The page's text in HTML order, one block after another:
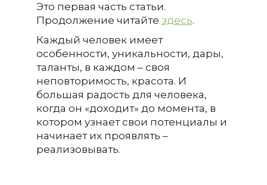
Это первая часть статьи.
Продолжение читайте здесь.
Каждый человек имеет
особенности, уникальности, дары,
таланты, в каждом – своя
неповторимость, красота. И
большая радость для человека,
когда он «доходит» до момента, в
котором узнает свои потенциалы и
начинает их проявлять –
реализовывать.